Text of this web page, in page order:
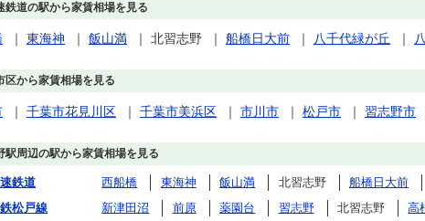
鉄道の駅から家賃相場を見る
｜ 東海神 ｜ 飯山満 ｜ 北習志野 ｜ 船橋日大前 ｜ 八千代緑が丘 ｜
区から家賃相場を見る
｜ 千葉市花見川区 ｜ 千葉市美浜区 ｜ 市川市 ｜ 松戸市 ｜ 習志野市
駅周辺の駅から家賃相場を見る
鉄道 西船橋 東海神 飯山満 北習志野 船橋日大前
松戸線
新津田沼 前原 薬園台 習志野 北習志野 高